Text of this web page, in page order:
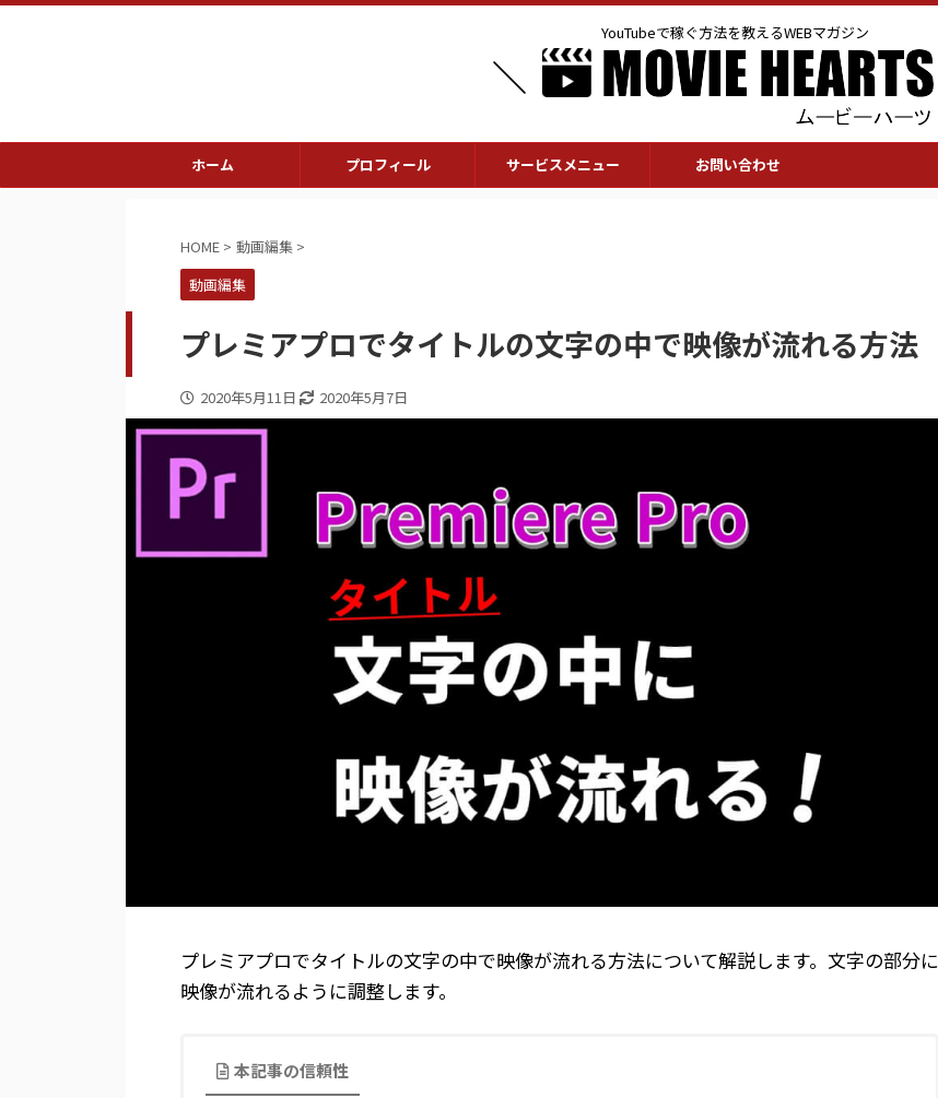
YouTubeで稼ぐ方法を教えるWEBマガジン
ホーム プロフィール サービスメニュー お問い合わせ
HOME > 動画編集 >
動画編集
プレミアプロでタイトルの文字の中で映像が流れる方法
2020年5月11日 2020年5月7日
プレミアプロでタイトルの文字の中で映像が流れる方法について解説します。文字の部分に
映像が流れるように調整します。
本記事の信頼性